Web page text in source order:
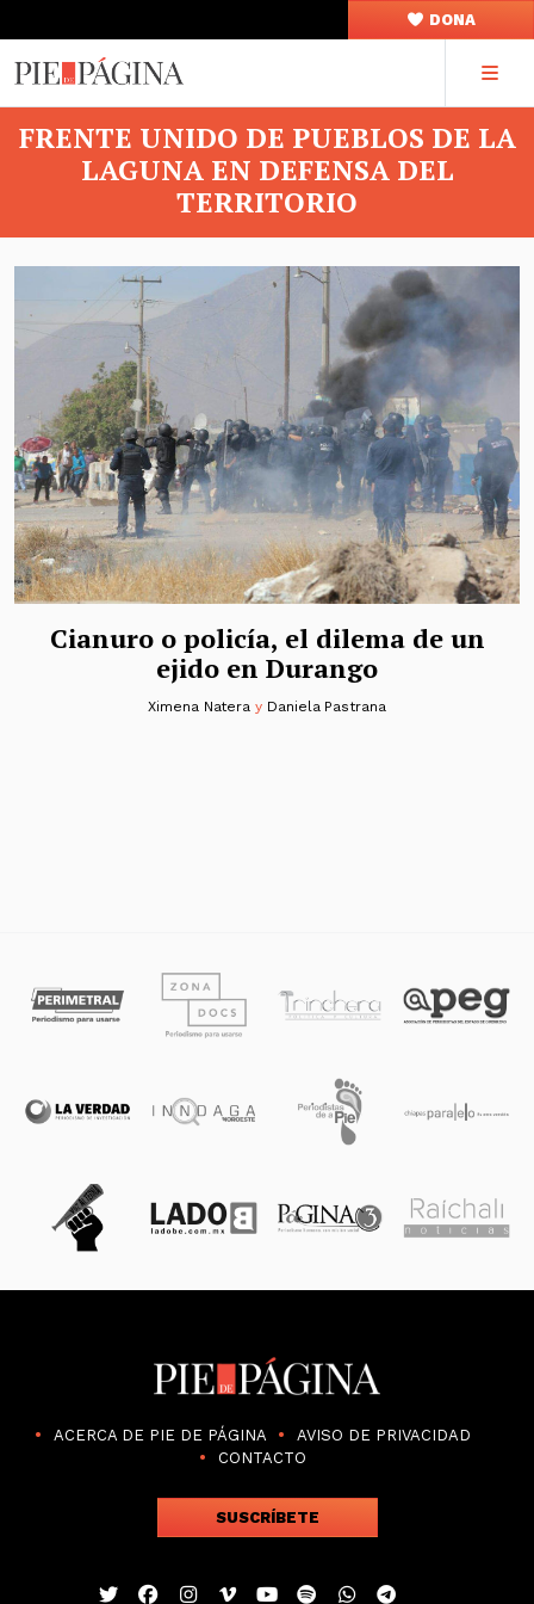
DONA
FRENTE UNIDO DE PUEBLOS DE LA
LAGUNA EN DEFENSA DEL
TERRITORIO
Cianuro o policía, el dilema de un
ejido en Durango
Ximena Natera y Daniela Pastrana
ACERCA DE PIE DE PÁGINA
AVISO DE PRIVACIDAD
CONTACTO
SUSCRÍBETE